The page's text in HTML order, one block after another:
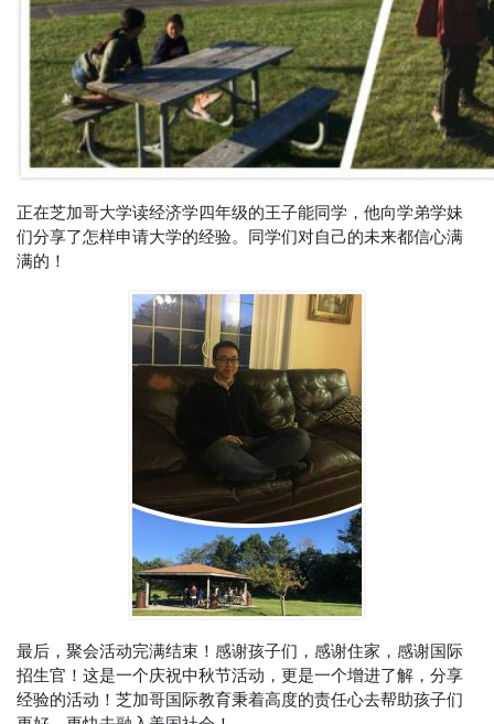
正在芝加哥大学读经济学四年级的王子能同学，他向学弟学妹
们分享了怎样申请大学的经验。同学们对自己的未来都信心满
满的！
最后，聚会活动完满结束！感谢孩子们，感谢住家，感谢国际
招生官！这是一个庆祝中秋节活动，更是一个增进了解，分享
经验的活动！芝加哥国际教育秉着高度的责任心去帮助孩子们